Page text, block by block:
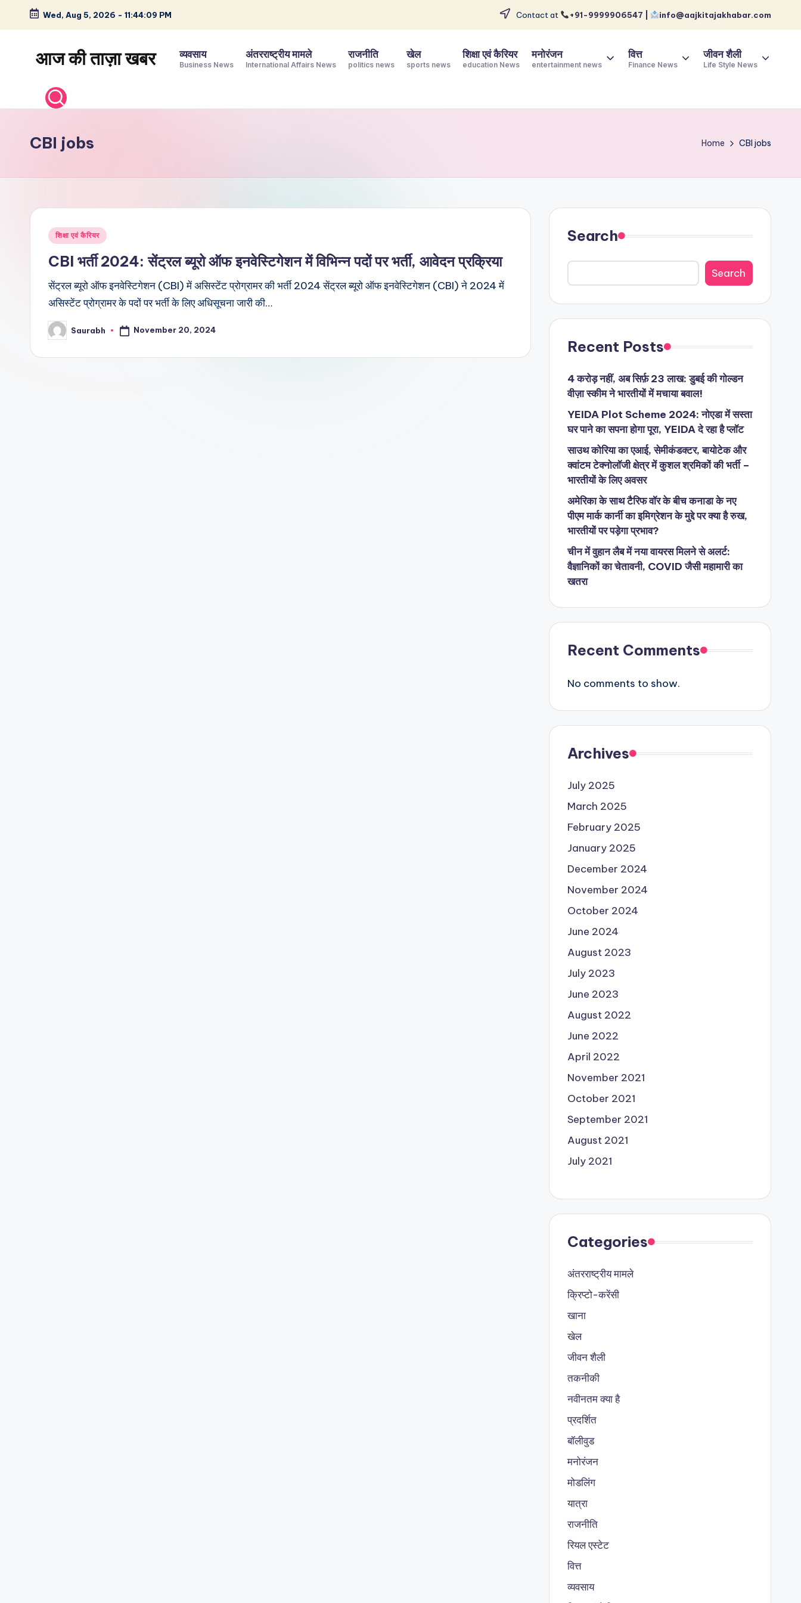
Skip
content
Wed, Aug 5, 2026 - 11:44:10 PM Contact at +91-9999906547 | info@aajkitajakhabar.com
आज की ताज़ा खबर
समाचार
–
और
विश्व
व्यवसाय
Business News
अंतरराष्ट्रीय मामले
International Affairs News
राजनीति
politics news
खेल
sports news
शिक्षा एवं कैरियर
education News
मनोरंजन
entertainment news
वित्त
Finance News
जीवन शैली
Life Style News
CBI jobs Home CBI jobs
Posted
शिक्षा एवं कैरियर
CBI भर्ती 2024: सेंट्रल ब्यूरो ऑफ इनवेस्टिगेशन में विभिन्न पदों पर भर्ती, आवेदन प्रक्रिया
सेंट्रल ब्यूरो ऑफ इनवेस्टिगेशन (CBI) में असिस्टेंट प्रोग्रामर की भर्ती 2024 सेंट्रल ब्यूरो ऑफ इनवेस्टिगेशन (CBI) ने 2024 में
असिस्टेंट प्रोग्रामर के पदों पर भर्ती के लिए अधिसूचना जारी की…
Posted
by
Saurabh November 20, 2024
Search
Search
Recent Posts
4 करोड़ नहीं, अब सिर्फ़ 23 लाख: डुबई की गोल्डन
वीज़ा स्कीम ने भारतीयों में मचाया बवाल!
YEIDA Plot Scheme 2024: नोएडा में सस्ता
घर पाने का सपना होगा पूरा, YEIDA दे रहा है प्लॉट
साउथ कोरिया का एआई, सेमीकंडक्टर, बायोटेक और
क्वांटम टेक्नोलॉजी क्षेत्र में कुशल श्रमिकों की भर्ती –
भारतीयों के लिए अवसर
अमेरिका के साथ टैरिफ वॉर के बीच कनाडा के नए
पीएम मार्क कार्नी का इमिग्रेशन के मुद्दे पर क्या है रुख,
भारतीयों पर पड़ेगा प्रभाव?
चीन में वुहान लैब में नया वायरस मिलने से अलर्ट:
वैज्ञानिकों का चेतावनी, COVID जैसी महामारी का
खतरा
Recent Comments
No comments to show.
Archives
July 2025
March 2025
February 2025
January 2025
December 2024
November 2024
October 2024
June 2024
August 2023
July 2023
June 2023
August 2022
June 2022
April 2022
November 2021
October 2021
September 2021
August 2021
July 2021
Categories
अंतरराष्ट्रीय मामले
क्रिप्टो-करेंसी
खाना
खेल
जीवन शैली
तकनीकी
नवीनतम क्या है
प्रदर्शित
बॉलीवुड
मनोरंजन
मोडलिंग
यात्रा
राजनीति
रियल एस्टेट
वित्त
व्यवसाय